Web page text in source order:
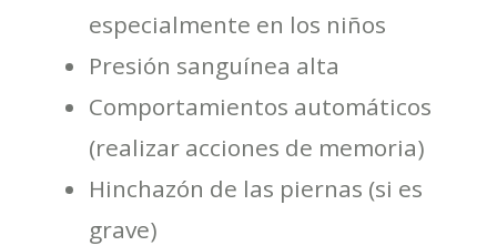
especialmente en los niños
Presión sanguínea alta
Comportamientos automáticos
(realizar acciones de memoria)
Hinchazón de las piernas (si es
grave)